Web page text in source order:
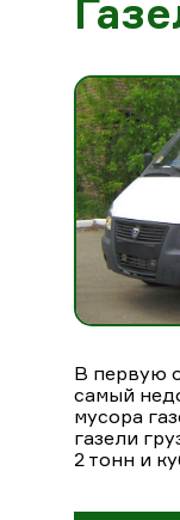
В первую
самый
мусора
газели
2 тонн и